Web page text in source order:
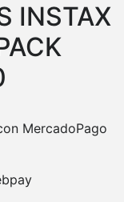
INSTAX
MercadoPago